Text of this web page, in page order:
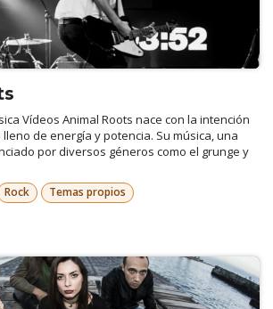
Vídeos Animal Roots nace con la intención
de energía y potencia. Su música, una
por diversos géneros como el grunge y
Rock Temas propios